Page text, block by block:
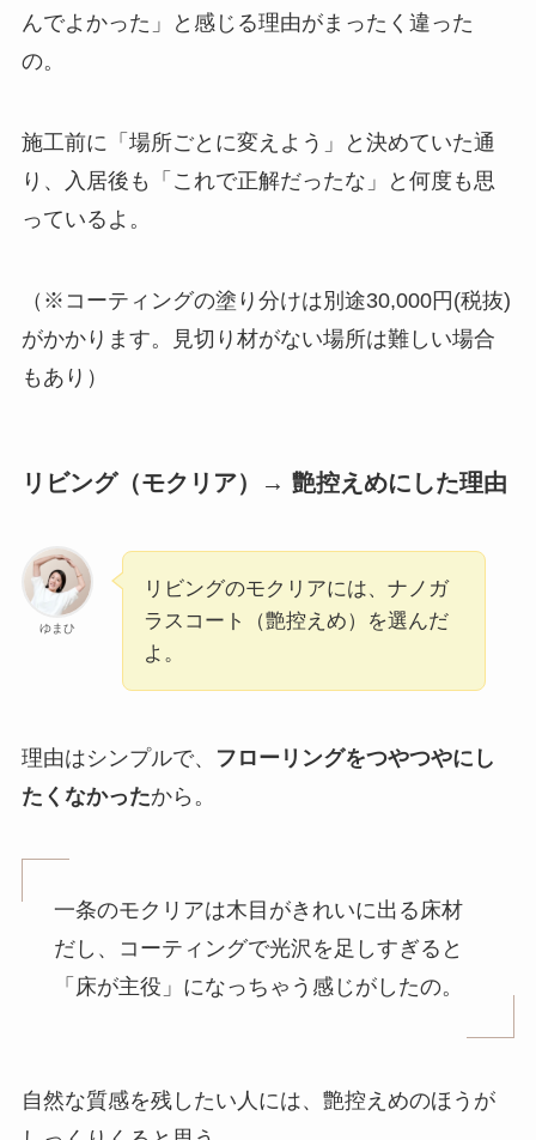
んでよかった」と感じる理由がまったく違った
の。
施工前に「場所ごとに変えよう」と決めていた通
り、入居後も「これで正解だったな」と何度も思
っているよ。
（※コーティングの塗り分けは別途30,000円(税抜)
がかかります。見切り材がない場所は難しい場合
もあり）
リビング（モクリア）→ 艶控えめにした理由
ゆまひ
リビングのモクリアには、ナノガ
ラスコート（艶控えめ）を選んだ
よ。
理由はシンプルで、
フローリングをつやつやにし
たくなかったから。
一条のモクリアは木目がきれいに出る床材
だし、コーティングで光沢を足しすぎると
「床が主役」になっちゃう感じがしたの。
自然な質感を残したい人には、艶控えめのほうが